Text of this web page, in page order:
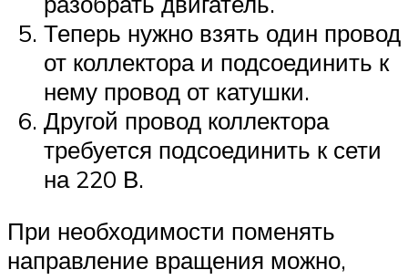
Теперь нужно взять один провод
от коллектора и подсоединить к
нему провод от катушки.
Другой провод коллектора
требуется подсоединить к сети
на 220 В.
При необходимости поменять
направление вращения можно,